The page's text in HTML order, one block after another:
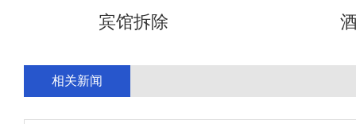
宾馆拆除
相关新闻